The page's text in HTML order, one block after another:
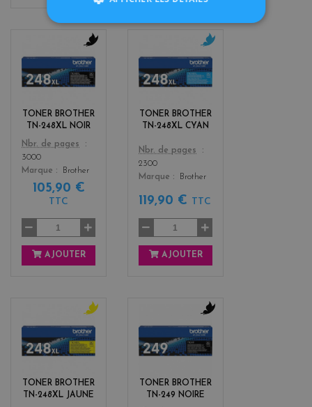
TONER BROTHER
TN-248XL NOIR
Color
b
l
a
k
Nbr. de pages
3000
Marque
Brother
105,90 €
TTC
AJOUTER
TONER BROTHER
TN-248XL CYAN
Color
c
y
a
Nbr. de pages
2300
Marque
Brother
119,90 € TTC
AJOUTER
TONER BROTHER
TN-248XL JAUNE
y
e
o
w
TONER BROTHER
TN-249 NOIRE
b
l
a
k